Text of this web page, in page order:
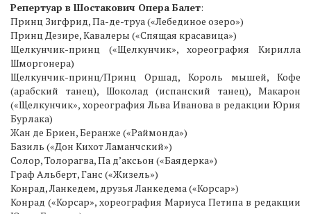
Репертуар в Шостакович Опера Балет:
Принц Зигфрид, Па-де-труа («Лебединое озеро»)
Принц Дезире, Кавалеры («Спящая красавица»)
Щелкунчик-принц («Щелкунчик», хореография Кирилла
Шморгонера)
Щелкунчик-принц/Принц Оршад, Король мышей, Кофе
(арабский танец), Шоколад (испанский танец), Макарон
(«Щелкунчик», хореография Льва Иванова в редакции Юрия
Бурлака)
Жан де Бриен, Беранже («Раймонда»)
Базиль («Дон Кихот Ламанчский»)
Солор, Толорагва, Па д’аксьон («Баядерка»)
Граф Альберт, Ганс («Жизель»)
Конрад, Ланкедем, друзья Ланкедема («Корсар»)
Конрад («Корсар», хореография Мариуса Петипа в редакции